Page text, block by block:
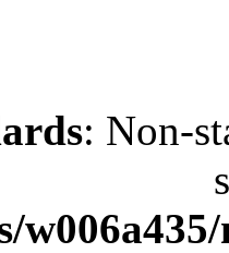
: Non-